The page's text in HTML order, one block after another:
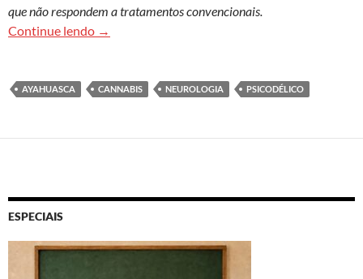
que não respondem a tratamentos convencionais.
Continue lendo Ayahuasca e cannabis figuram em estudos
→
AYAHUASCA CANNABIS NEUROLOGIA PSICODÉLICO
ESPECIAIS